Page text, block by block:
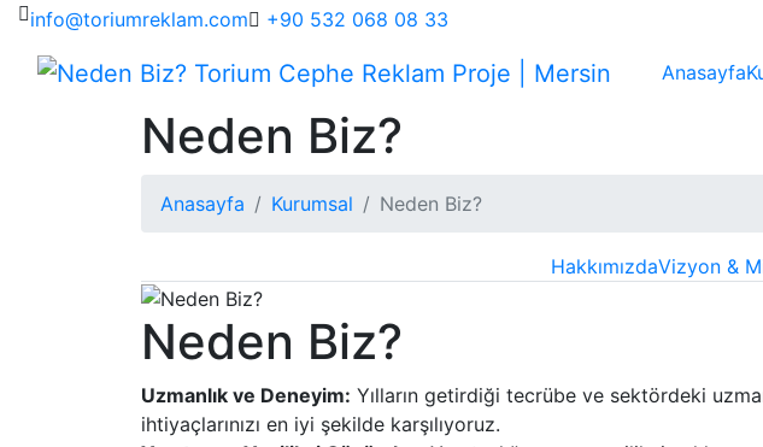
info@toriumreklam.com +90 532 068 08 33
Anasayfa
Neden Biz?
Anasayfa Kurumsal Neden Biz?
HakkımızdaVizyon &
Neden Biz?
Uzmanlık ve Deneyim: Yılların getirdiği tecrübe ve sektördeki
ihtiyaçlarınızı en iyi şekilde karşılıyoruz.